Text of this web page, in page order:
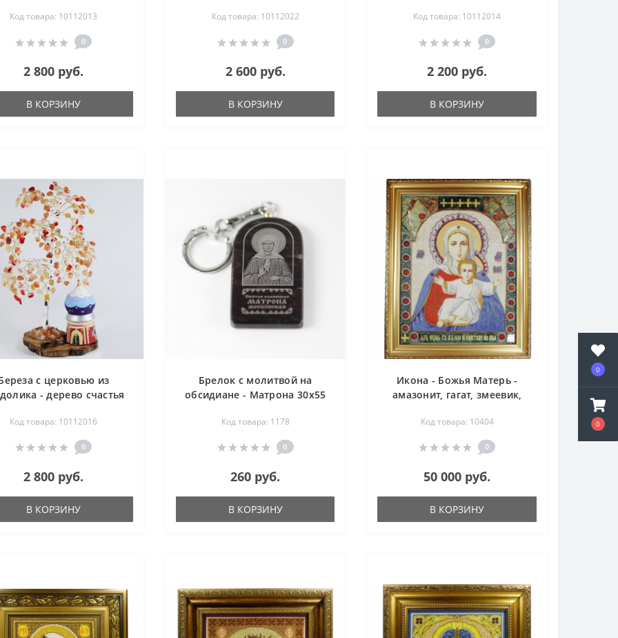
0
0
Код товара: 10112013
0
2 800 руб.
В КОРЗИНУ
Код товара: 10112022
0
2 600 руб.
В КОРЗИНУ
Код товара: 10112014
0
2 200 руб.
В КОРЗИНУ
с церковью из
- дерево счастья
Код товара: 10112016
0
2 800 руб.
В КОРЗИНУ
Брелок с молитвой на
обсидиане - Матрона 30х55
Код товара: 1178
0
260 руб.
В КОРЗИНУ
Икона - Божья Матерь -
амазонит, гагат, змеевик,
флюорит, халцедон, чароит,
янтарь, яшма
Код товара: 10404
0
50 000 руб.
В КОРЗИНУ